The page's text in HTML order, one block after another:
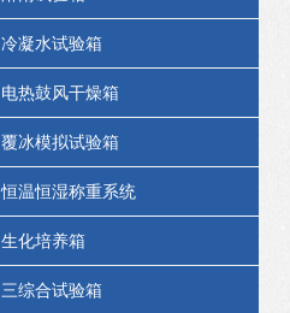
冷凝水试验箱
电热鼓风干燥箱
覆冰模拟试验箱
恒温恒湿称重系统
生化培养箱
三综合试验箱